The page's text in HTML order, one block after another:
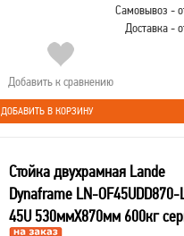
Самовывоз -
Доставка -
Добавить к сравнению
ДОБАВИТЬ В КОРЗИНУ
Стойка двухрамная Lande
Dynaframe LN-OF45UDD870-
45U 530ммX870мм 600кг